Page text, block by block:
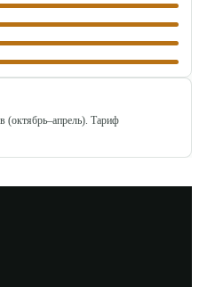
(октябрь–апрель). Тариф